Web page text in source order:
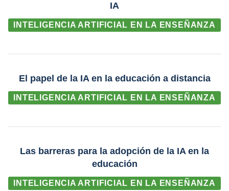
IA
INTELIGENCIA ARTIFICIAL EN LA ENSEÑANZA
El papel de la IA en la educación a distancia
INTELIGENCIA ARTIFICIAL EN LA ENSEÑANZA
Las barreras para la adopción de la IA en la
educación
INTELIGENCIA ARTIFICIAL EN LA ENSEÑANZA